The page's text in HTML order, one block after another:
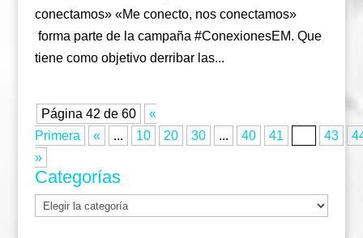
conectamos» «Me conecto, nos conectamos»
forma parte de la campaña #ConexionesEM. Que
tiene como objetivo derribar las...
Página 42 de 60
«
Primera
« ... 10 20 30 ... 40 41 43
»
Categorías
Categorías